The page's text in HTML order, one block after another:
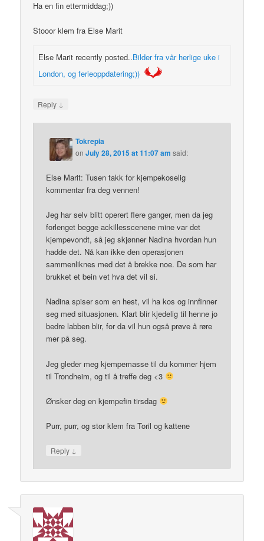
Ha en fin ettermiddag;))
Stooor klem fra Else Marit
Else Marit recently posted..Bilder fra vår herlige uke i
London, og ferieoppdatering;))
Reply ↓
Tokrepia
onJuly 28, 2015 at 11:07 am said:
Else Marit: Tusen takk for kjempekoselig
kommentar fra deg vennen!
Jeg har selv blitt operert flere ganger, men da jeg
forlenget begge ackillesscenene mine var det
kjempevondt, så jeg skjønner Nadina hvordan hun
hadde det. Nå kan ikke den operasjonen
sammenliknes med det å brekke noe. De som har
brukket et bein vet hva det vil si.
Nadina spiser som en hest, vil ha kos og innfinner
seg med situasjonen. Klart blir kjedelig til henne jo
bedre labben blir, for da vil hun også prøve å røre
mer på seg.
Jeg gleder meg kjempemasse til du kommer hjem
til Trondheim, og til å treffe deg <3
Ønsker deg en kjempefin tirsdag
Purr, purr, og stor klem fra Toril og kattene
Reply ↓